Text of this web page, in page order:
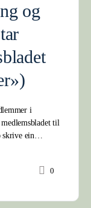
og
i
til
skrive ein…
0